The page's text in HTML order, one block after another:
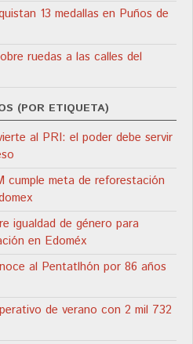
13 medallas en Puños de
ruedas a las calles del
(POR ETIQUETA)
al PRI: el poder debe servir
meta de reforestación
igualdad de género para
en Edoméx
al Pentatlhón por 86 años
de verano con 2 mil 732